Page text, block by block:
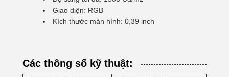
Giao diện: RGB
Kích thước màn hình: 0,39 inch
Các thông số kỹ thuật: